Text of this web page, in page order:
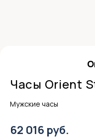
Часы Orient
Мужские часы
62 016 руб.